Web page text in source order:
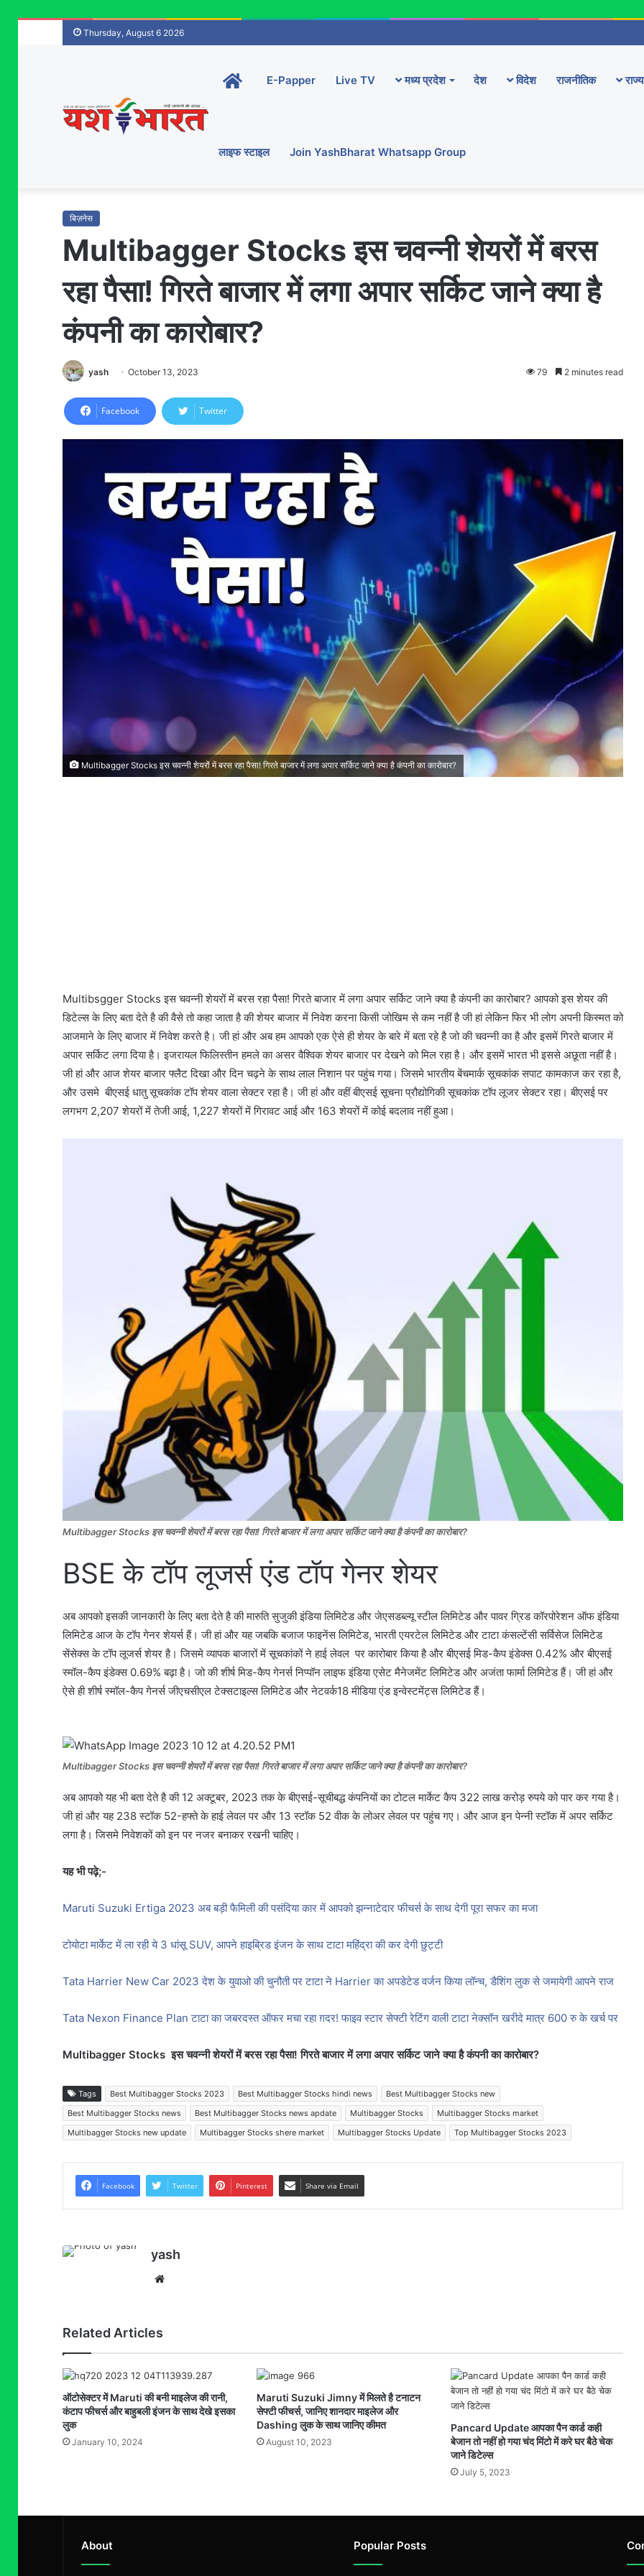
Thursday, August 6 2026
Home-
main
E-Papper Live TV मध्य प्रदेश देश विदेश राजनीतिक राज्य
लाइफ स्टाइल Join YashBharat Whatsapp Group
बिज़नेस
Multibagger Stocks इस चवन्नी शेयरों में बरस
रहा पैसा! गिरते बाजार में लगा अपार सर्किट जाने क्या है
कंपनी का कारोबार?
yash October 13, 2023 79 2 minutes read
Facebook Twitter
Multibagger Stocks इस चवन्नी शेयरों में बरस रहा पैसा! गिरते बाजार में लगा अपार सर्किट जाने क्या है कंपनी का कारोबार?
Multibsgger Stocks इस चवन्नी शेयरों में बरस रहा पैसा! गिरते बाजार में लगा अपार सर्किट जाने क्या है कंपनी का कारोबार? आपको इस शेयर की
डिटेल्स के लिए बता देते है की वैसे तो कहा जाता है की शेयर बाजार में निवेश करना किसी जोखिम से कम नहीं है जी हां लेकिन फिर भी लोग अपनी किस्मत को
आजमाने के लिए बाजार में निवेश करते है। जी हां और अब हम आपको एक ऐसे ही शेयर के बारे में बता रहे है जो की चवन्नी का है और इसमें गिरते बाजार में
अपार सर्किट लगा दिया है। इजरायल फिलिस्तीन हमले का असर वैश्विक शेयर बाजार पर देखने को मिल रहा है। और इसमें भारत भी इससे अछूता नहीं है।
जी हां और आज शेयर बाजार फ्लैट दिखा और दिन चढ़ने के साथ लाल निशान पर पहुंच गया। जिसमे भारतीय बेंचमार्क सूचकांक सपाट कामकाज कर रहा है,
और उसमे बीएसई धातु सूचकांक टॉप शेयर वाला सेक्टर रहा है। जी हां और वहीं बीएसई सूचना प्रौद्योगिकी सूचकांक टॉप लूजर सेक्टर रहा। बीएसई पर
लगभग 2,207 शेयरों में तेजी आई, 1,227 शेयरों में गिरावट आई और 163 शेयरों में कोई बदलाव नहीं हुआ।
Multibagger Stocks इस चवन्नी शेयरों में बरस रहा पैसा! गिरते बाजार में लगा अपार सर्किट जाने क्या है कंपनी का कारोबार?
BSE के टॉप लूजर्स एंड टॉप गेनर शेयर
अब आपको इसकी जानकारी के लिए बता देते है की मारुति सुजुकी इंडिया लिमिटेड और जेएसडब्ल्यू स्टील लिमिटेड और पावर ग्रिड कॉरपोरेशन ऑफ इंडिया
लिमिटेड आज के टॉप गेनर शेयर्स हैं। जी हां और यह जबकि बजाज फाइनेंस लिमिटेड, भारती एयरटेल लिमिटेड और टाटा कंसल्टेंसी सर्विसेज लिमिटेड
सेंसेक्स के टॉप लूजर्स शेयर है। जिसमे व्यापक बाजारों में सूचकांकों ने हाई लेवल पर कारोबार किया है और बीएसई मिड-कैप इंडेक्स 0.42% और बीएसई
स्मॉल-कैप इंडेक्स 0.69% बढ़ा है। जो की शीर्ष मिड-कैप गेनर्स निप्पॉन लाइफ इंडिया एसेट मैनेजमेंट लिमिटेड और अजंता फार्मा लिमिटेड हैं। जी हां और
ऐसे ही शीर्ष स्मॉल-कैप गेनर्स जीएचसीएल टेक्सटाइल्स लिमिटेड और नेटवर्क18 मीडिया एंड इन्वेस्टमेंट्स लिमिटेड हैं।
Multibagger Stocks इस चवन्नी शेयरों में बरस रहा पैसा! गिरते बाजार में लगा अपार सर्किट जाने क्या है कंपनी का कारोबार?
अब आपको यह भी बता देते है की 12 अक्टूबर, 2023 तक के बीएसई-सूचीबद्ध कंपनियों का टोटल मार्केट कैप 322 लाख करोड़ रुपये को पार कर गया है।
जी हां और यह 238 स्टॉक 52-हफ्ते के हाई लेवल पर और 13 स्टॉक 52 वीक के लोअर लेवल पर पहुंच गए। और आज इन पेन्नी स्टॉक में अपर सर्किट
लगा है। जिसमे निवेशकों को इन पर नजर बनाकर रखनी चाहिए।
यह भी पढ़े;-
Maruti Suzuki Ertiga 2023 अब बड़ी फैमिली की पसंदिया कार में आपको झन्नाटेदार फीचर्स के साथ देगी पूरा सफर का मजा
टोयोटा मार्केट में ला रही ये 3 धांसू SUV, आपने हाइब्रिड इंजन के साथ टाटा महिंद्रा की कर देगी छुट्टी
Tata Harrier New Car 2023 देश के युवाओ की चुनौती पर टाटा ने Harrier का अपडेटेड वर्जन किया लॉन्च, डैशिंग लुक से जमायेगी आपने राज
Tata Nexon Finance Plan टाटा का जबरदस्त ऑफर मचा रहा ग़दर! फाइव स्टार सेफ्टी रेटिंग वाली टाटा नेक्सॉन खरीदे मात्र 600 रु के खर्च पर
Multibagger Stocks इस चवन्नी शेयरों में बरस रहा पैसा! गिरते बाजार में लगा अपार सर्किट जाने क्या है कंपनी का कारोबार?
Tags Best Multibagger Stocks 2023 Best Multibagger Stocks hindi news
Best Multibagger Stocks new
Best Multibagger Stocks news
Best Multibagger Stocks news apdate Multibagger Stocks
Multibagger Stocks market
Multibagger Stocks new update
Multibagger Stocks shere market Multibagger Stocks Update Top Multibagger Stocks 2023
Facebook Twitter Pinterest Share via Email
yash
Website
Related Articles
ऑटोसेक्टर में Maruti की बनी माइलेज की रानी,
कंटाप फीचर्स और बाहुबली इंजन के साथ देखे इसका
लुक
January 10, 2024
Maruti Suzuki Jimny में मिलते है टनाटन
सेफ्टी फीचर्स, जानिए शानदार माइलेज और
Dashing लुक के साथ जानिए कीमत
August 10, 2023
Pancard Update आपका पैन कार्ड कही
बेजान तो नहीं हो गया चंद मिंटो में करे घर बैठे चेक
जाने डिटेल्स
July 5, 2023
About Popular Posts